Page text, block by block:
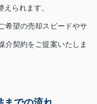
られます。
希望の売却スピードやサ
介契約をご提案いたしま